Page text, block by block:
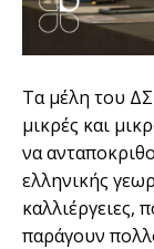
Τα μέλη του ΔΣ
μικρές και
να
ελληνικής
καλλιέργειες,
παράγουν